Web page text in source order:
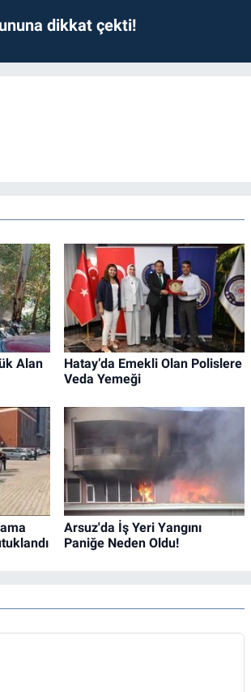
dikkat çekti!
Alan
Hatay’da Emekli Olan Polislere
Veda Yemeği
Arsuz'da İş Yeri Yangını
Paniğe Neden Oldu!